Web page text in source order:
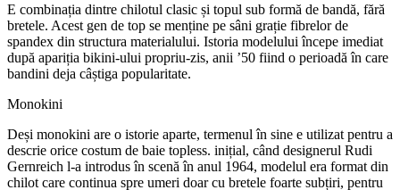
E combinația dintre chilotul clasic și topul sub formă de bandă, fără
bretele. Acest gen de top se menține pe sâni grație fibrelor de
spandex din structura materialului. Istoria modelului începe imediat
după apariția bikini-ului propriu-zis, anii ’50 fiind o perioadă în care
bandini deja câștiga popularitate.
Monokini
Deși monokini are o istorie aparte, termenul în sine e utilizat pentru a
descrie orice costum de baie topless. inițial, când designerul Rudi
Gernreich l-a introdus în scenă în anul 1964, modelul era format din
chilot care continua spre umeri doar cu bretele foarte subțiri, pentru